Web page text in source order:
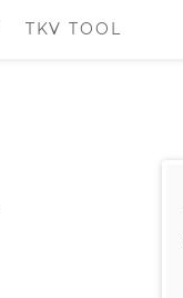
TKV TOOL